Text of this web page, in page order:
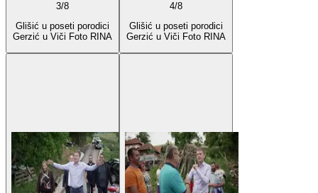
3/8
Glišić u poseti porodici
Gerzić u Viči Foto RINA
4/8
Glišić u poseti porodici
Gerzić u Viči Foto RINA